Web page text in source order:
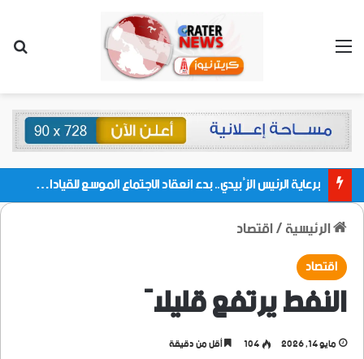
القائمة
برعاية الرئيس الزُبيدي.. بدء انعقاد الاجتماع الموسع للقيادات المحلية بالعاصمة ولمديريات وكتل مجلس العموم ومنسقيات الجامعة بالعاصمة عدن
الرئيسية/اقتصاد
اقتصاد
النفط يرتفع قليلاً
مايو 14, 2026 104 أقل من دقيقة